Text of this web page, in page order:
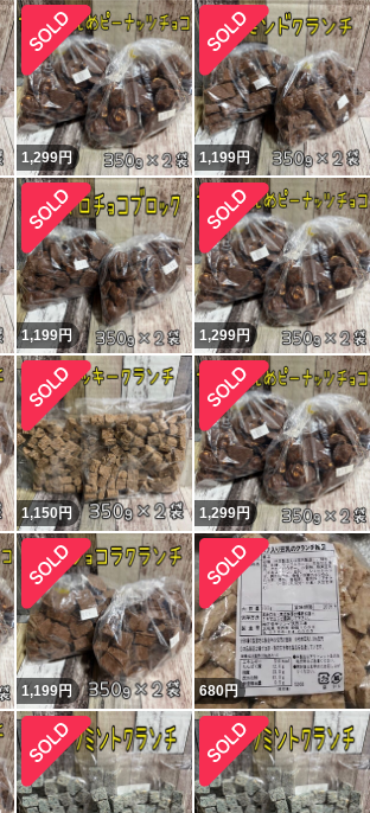
1,299円 1,199円
1,199円 1,299円
1,150円 1,299円
1,199円 680円